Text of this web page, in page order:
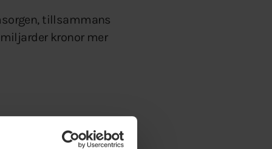
tillsammans
kronor mer
utbilda sig till